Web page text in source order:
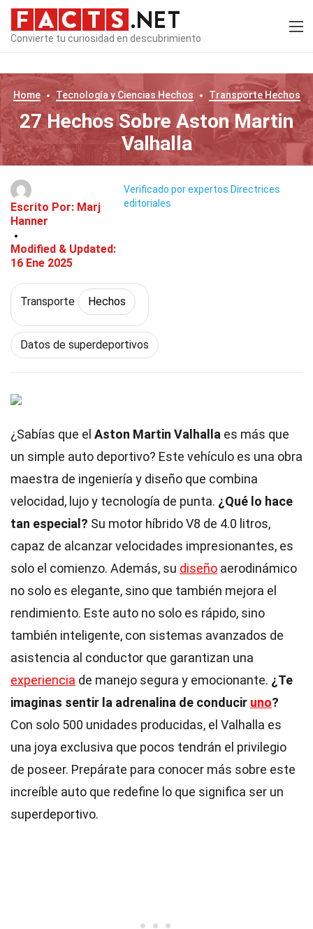
Convierte tu curiosidad en descubrimiento
Home Tecnología y Ciencias Hechos TransporteHechos
27 Hechos Sobre Aston Martin
Valhalla
Escrito Por: Marj
Hanner
Modified & Updated:
16 Ene 2025
Verificado por expertos Directrices
editoriales
Transporte Hechos
Datos de superdeportivos
¿Sabías que el Aston Martin Valhalla es más que
un simple auto deportivo? Este vehículo es una obra
maestra de ingeniería y diseño que combina
velocidad, lujo y tecnología de punta. ¿Qué lo hace
tan especial? Su motor híbrido V8 de 4.0 litros,
capaz de alcanzar velocidades impresionantes, es
solo el comienzo. Además, su diseño aerodinámico
no solo es elegante, sino que también mejora el
rendimiento. Este auto no solo es rápido, sino
también inteligente, con sistemas avanzados de
asistencia al conductor que garantizan una
experiencia de manejo segura y emocionante. ¿Te
imaginas sentir la adrenalina de conducir uno?
Con solo 500 unidades producidas, el Valhalla es
una joya exclusiva que pocos tendrán el privilegio
de poseer. Prepárate para conocer más sobre este
increíble auto que redefine lo que significa ser un
superdeportivo.